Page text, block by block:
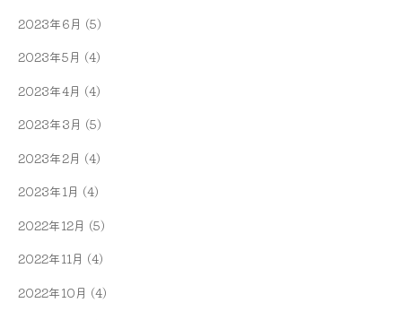
2023年6月 (5)
2023年5月 (4)
2023年4月 (4)
2023年3月 (5)
2023年2月 (4)
2023年1月 (4)
2022年12月 (5)
2022年11月 (4)
2022年10月 (4)